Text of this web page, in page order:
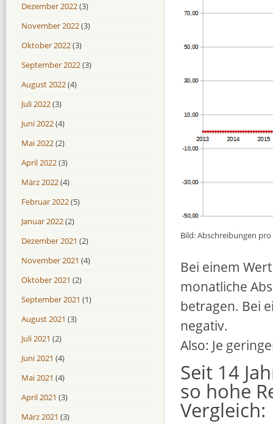
Bild: Abschreibungen
Bei einem
monatliche
betragen. Bei
negativ.
Also: Je
Seit 14
so hohe
Vergleich:
Dezember 2022(3)
November 2022(3)
Oktober 2022(3)
September 2022(3)
August 2022(4)
Juli 2022(3)
Juni 2022(4)
Mai 2022(2)
April 2022(3)
März 2022(4)
Februar 2022(5)
Januar 2022(2)
Dezember 2021 (2)
November 2021 (4)
Oktober 2021 (2)
September 2021 (1)
August 2021 (3)
Juli 2021 (2)
Juni 2021 (4)
Mai 2021 (4)
April 2021 (3)
März 2021 (3)